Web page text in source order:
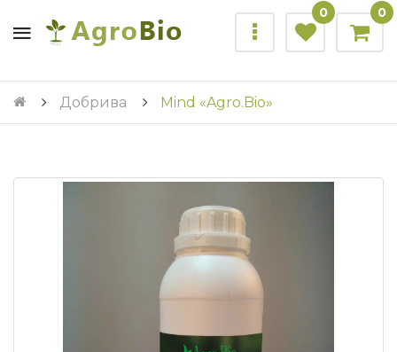
0 0
Добрива Mind «Agro.Bio»